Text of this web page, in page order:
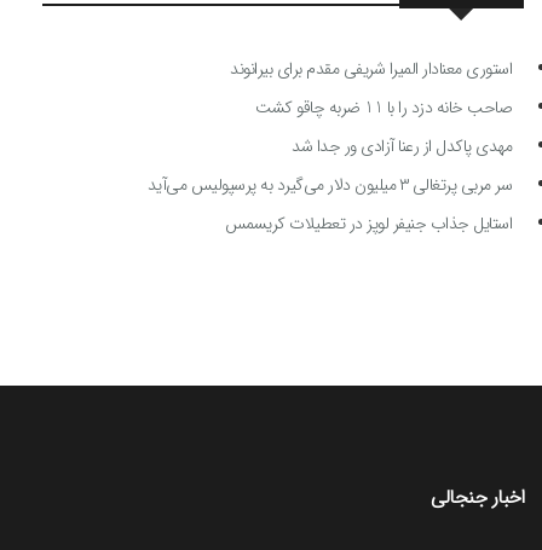
استوری معنادار المیرا شریفی مقدم برای بیرانوند
صاحب خانه دزد را با 11 ضربه چاقو کشت
مهدی پاکدل از رعنا آزادی ور جدا شد
سر مربی پرتغالی ۳ میلیون دلار می‌گیرد به پرسپولیس می‌آید
استایل جذاب جنیفر لوپز در تعطیلات کریسمس
اخبار جنجالی